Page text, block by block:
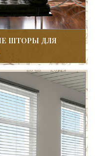
ШТОРЫ ДЛЯ